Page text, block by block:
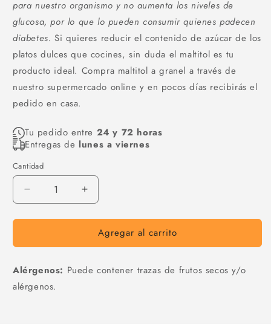
para nuestro organismo y no aumenta los niveles de
glucosa, por lo que lo pueden consumir quienes padecen
diabetes. Si quieres reducir el contenido de azúcar de los
platos dulces que cocines, sin duda el maltitol es tu
producto ideal. Compra maltitol a granel a través de
nuestro supermercado online y en pocos días recibirás el
pedido en casa.
Tu pedido entre 24 y 72 horas
Entregas de lunes a viernes
Cantidad
Cantidad
Reducir
cantidad
para
Aumentar
cantidad
para
Maltitol
Agregar al carrito
Alérgenos: Puede contener trazas de frutos secos y/o
alérgenos.